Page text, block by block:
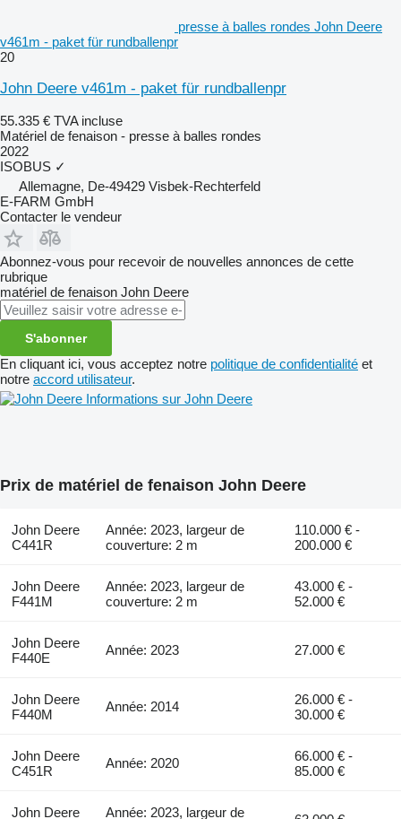
presse à balles rondes John Deere
v461m - paket für rundballenpr
20
John Deere v461m - paket für rundballenpr
55.335 € TVA incluse
Matériel de fenaison - presse à balles rondes
2022
ISOBUS ✓
Allemagne, De-49429 Visbek-Rechterfeld
E-FARM GmbH
Contacter le vendeur
Abonnez-vous pour recevoir de nouvelles annonces de cette
rubrique
matériel de fenaison John Deere
S'abonner
En cliquant ici, vous acceptez notre politique de confidentialité et
notre accord utilisateur.
Informations sur John Deere
Prix de matériel de fenaison John Deere
John Deere
C441R
Année: 2023, largeur de
couverture: 2 m
110.000 € -
200.000 €
John Deere
F441M
Année: 2023, largeur de
couverture: 2 m
43.000 € -
52.000 €
John Deere
F440E
Année: 2023 27.000 €
John Deere
F440M
Année: 2014
26.000 € -
30.000 €
John Deere
C451R
Année: 2020
66.000 € -
85.000 €
John Deere Année: 2023, largeur de